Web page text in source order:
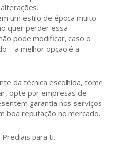
um estilo de época muito
quer perder essa
pode modificar, caso o
– a melhor opção é a
da técnica escolhida, tome
opte por empresas de
garantia nos serviços
boa reputação no mercado.
para ti.